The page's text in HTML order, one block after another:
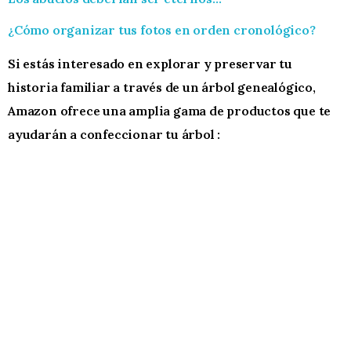
¿Cómo organizar tus fotos en orden cronológico?
Si estás interesado en explorar y preservar tu
historia familiar a través de un árbol genealógico,
Amazon ofrece una amplia gama de productos que te
ayudarán a confeccionar tu árbol :